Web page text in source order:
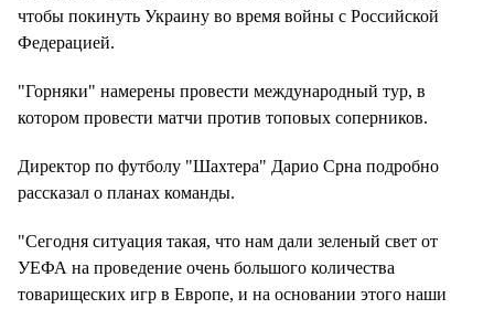
чтобы покинуть Украину во время войны с Российской
Федерацией.
"Горняки" намерены провести международный тур, в
котором провести матчи против топовых соперников.
Директор по футболу "Шахтера" Дарио Срна подробно
рассказал о планах команды.
"Сегодня ситуация такая, что нам дали зеленый свет от
УЕФА на проведение очень большого количества
товарищеских игр в Европе, и на основании этого наши